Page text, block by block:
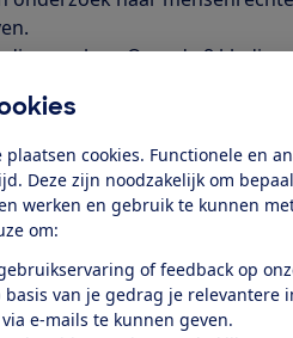
plaatsen cookies. Functionele en
Deze zijn noodzakelijk om
werken en gebruik te kunnen
om:
of feedback op
basis van je gedrag je relevantere
e-mails te kunnen geven.
Over de 8
we een rapport. Met
ACM (de Autoriteit
Nike verdacht
dieSOMO (Stichting
zagen tijdens het